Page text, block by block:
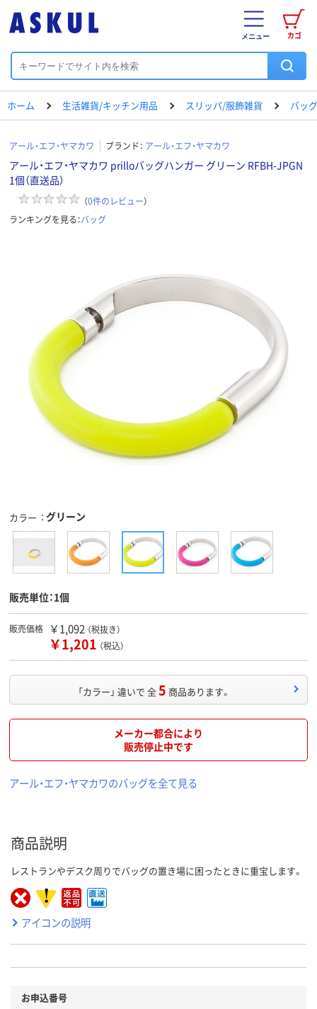
カゴ
メニュー
ホーム 生活雑貨/キッチン用品 スリッパ/服飾雑貨 バッグ
アール・エフ・ヤマカワ ブランド： アール・エフ・ヤマカワ
アール・エフ・ヤマカワ prilloバッグハンガー グリーン RFBH-JPGN
1個（直送品）
（0件のレビュー）
ランキングを見る：バッグ
カラー グリーン
販売単位：1個
販売価格 ￥1,092 （税抜き）
￥1,201 （税込）
「カラー」 違いで 全5 商品あります。
メーカー都合により
販売停止中です
アール・エフ・ヤマカワのバッグを全て見る
商品説明
レストランやデスク周りでバッグの置き場に困ったときに重宝します。
アイコンの説明
お申込番号